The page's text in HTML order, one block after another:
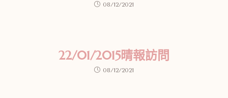
08/12/2021
22/01/2015晴報訪問
08/12/2021